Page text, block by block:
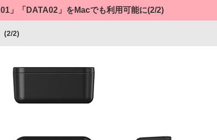
」「DATA02」をMacでも利用可能に(2/2)
(2/2)